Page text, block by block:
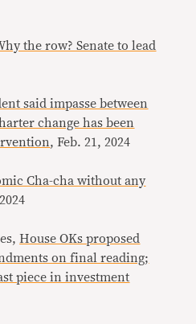
the row? Senate to lead
said impasse between
change has been
, Feb. 21, 2024
Cha-cha without any
House OKs proposed
on final reading;
piece in investment